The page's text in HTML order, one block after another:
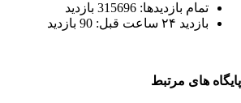
تمام بازدید‌ها: 315696 بازدید
بازدید ۲۴ ساعت قبل: 90 بازدید
پایگاه های مرتبط